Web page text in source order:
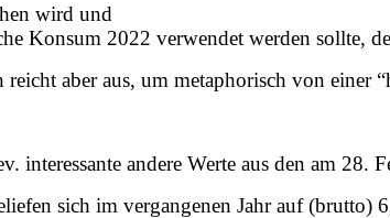
wird und
Konsum 2022 verwendet werden sollte,
aber aus, um metaphorisch von einer
interessante andere Werte aus den am
sich im vergangenen Jahr auf